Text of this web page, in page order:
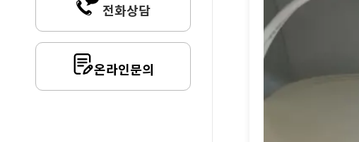
전화상담
온라인문의